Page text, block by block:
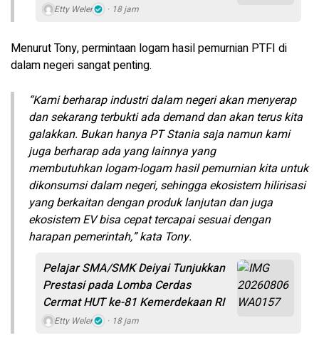
Etty Weler 18 jam
Menurut Tony, permintaan logam hasil pemurnian PTFI di
dalam negeri sangat penting.
“Kami berharap industri dalam negeri akan menyerap
dan sekarang terbukti ada demand dan akan terus kita
galakkan. Bukan hanya PT Stania saja namun kami
juga berharap ada yang lainnya yang
membutuhkan logam-logam hasil pemurnian kita untuk
dikonsumsi dalam negeri, sehingga ekosistem hilirisasi
yang berkaitan dengan produk lanjutan dan juga
ekosistem EV bisa cepat tercapai sesuai dengan
harapan pemerintah,” kata Tony.
Pelajar SMA/SMK Deiyai Tunjukkan
Prestasi pada Lomba Cerdas
Cermat HUT ke-81 Kemerdekaan RI
Etty Weler 18 jam